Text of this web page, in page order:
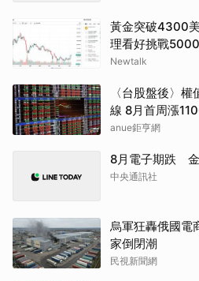
黃金突破4300
理看好挑戰
Newtalk
〈台股盤後〉
線 8月首周漲
anue鉅亨網
8月電子期跌
中央通訊社
烏軍狂轟俄國
家倒閉潮
民視新聞網